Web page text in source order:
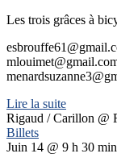
Les trois grâces à
Lire la suite
Rigaud / Carillon @
Billets
Juin 14 @ 9 h 30